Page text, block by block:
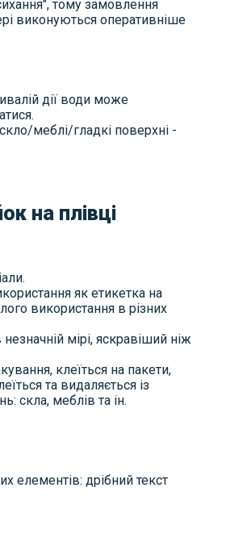
тому замовлення
виконуються оперативніше
дії води може
меблі/гладкі поверхні -
на плівці
як етикетка на
використання в різних
незначній мірі, яскравіший ніж
клеїться на пакети,
та видаляється із
скла, меблів та ін.
елементів: дрібний текст